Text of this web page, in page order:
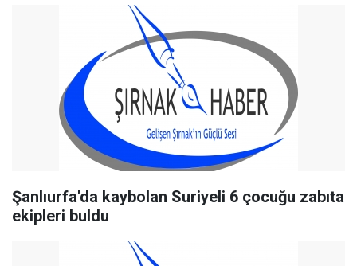
Şanlıurfa'da kaybolan Suriyeli 6 çocuğu zabıta
ekipleri buldu